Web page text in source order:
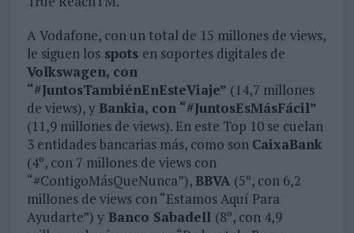
A Vodafone, con un total de 15 millones de views,
le siguen losspots en soportes digitales de
Volkswagen, con
“#JuntosTambiénEnEsteViaje” (14,7 millones
de views), y Bankia, con “#JuntosEsMásFácil”
(11,9 millones de views). En este Top 10 se cuelan
3 entidades bancarias más, como son CaixaBank
(4º, con 7 millones de views con
“#ContigoMásQueNunca”), BBVA (5º, con 6,2
millones de views con “Estamos Aquí Para
Ayudarte”) yBanco Sabadell (8º, con 4,9